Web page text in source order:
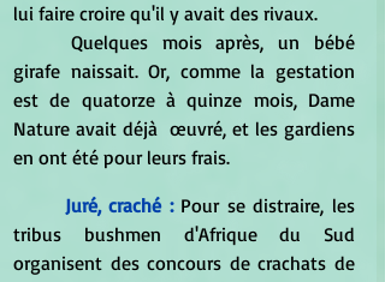
lui faire croire qu'il y avait des rivaux.
girafe naissait. Or, comme la gestation
est de quatorze à quinze mois, Dame
Nature avait déjà  œuvré, et les gardiens
en ont été pour leurs frais.
Juré, craché : Pour se distraire, les
tribus bushmen d'Afrique du Sud
organisent des concours de crachats de